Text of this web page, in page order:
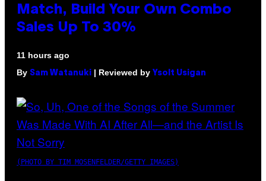
Match, Build Your Own Combo
Sales Up To 30%
11 hours ago
By Sam Watanuki | Reviewed by Ysolt Usigan
(PHOTO BY TIM MOSENFELDER/GETTY IMAGES)